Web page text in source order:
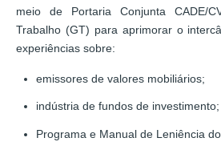
meio de Portaria Conjunta CADE/
Trabalho (GT) para aprimorar o
experiências sobre:
emissores de valores mobiliários;
indústria de fundos de investimento;
Programa e Manual de Leniência